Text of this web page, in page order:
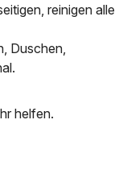
reinigen alle
Duschen,
helfen.